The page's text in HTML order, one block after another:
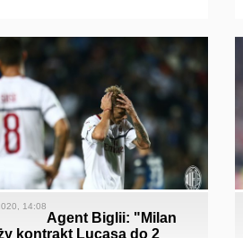
14:08
Agent Biglii: "Milan
kontrakt Lucasa do 2